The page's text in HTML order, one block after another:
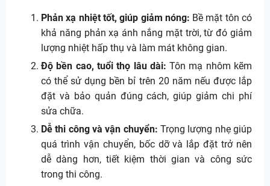
Phản xạ nhiệt tốt, giúp giảm nóng: Bề mặt tôn có
khả năng phản xạ ánh nắng mặt trời, từ đó giảm
lượng nhiệt hấp thụ và làm mát không gian.
Độ bền cao, tuổi thọ lâu dài: Tôn mạ nhôm kẽm
có thể sử dụng bền bỉ trên 20 năm nếu được lắp
đặt và bảo quản đúng cách, giúp giảm chi phí
sửa chữa.
Dễ thi công và vận chuyển: Trọng lượng nhẹ giúp
quá trình vận chuyển, bốc dỡ và lắp đặt trở nên
dễ dàng hơn, tiết kiệm thời gian và công sức
trong thi công.